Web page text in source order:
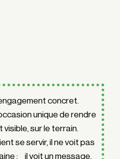
concret.
unique de rendre
sur le terrain.
se servir, il ne voit pas
: il voit un message,